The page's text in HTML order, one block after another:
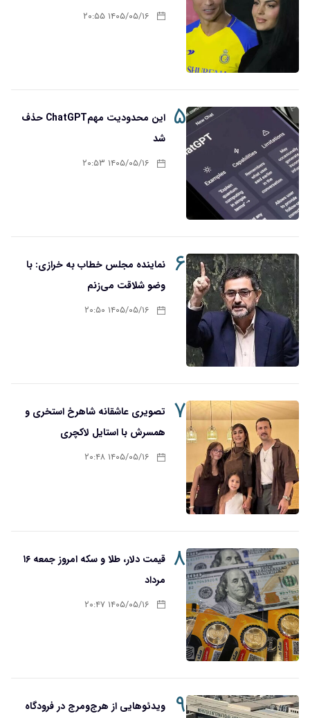
۱۴۰۵/۰۵/۱۶ ۲۰:۵۵
۵
این محدودیت مهمChatGPT حذف
شد
۱۴۰۵/۰۵/۱۶ ۲۰:۵۳
۶
نماینده مجلس خطاب به خرازی: با
وضو شلاقت می‌زنم
۱۴۰۵/۰۵/۱۶ ۲۰:۵۰
۷
تصویری عاشقانه شاهرخ استخری و
همسرش با استایل لاکچری
۱۴۰۵/۰۵/۱۶ ۲۰:۴۸
۸
قیمت دلار، طلا و سکه امروز جمعه ۱۶
مرداد
۱۴۰۵/۰۵/۱۶ ۲۰:۴۷
۹ ویدئوهایی از هرج‌ومرج در فرودگاه